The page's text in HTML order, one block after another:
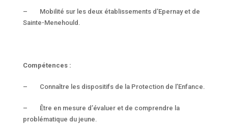
– Mobilité sur les deux établissements d’Epernay et de
Sainte-Menehould.
Compétences :
– Connaître les dispositifs de la Protection de l’Enfance.
– Être en mesure d’évaluer et de comprendre la
problématique du jeune.